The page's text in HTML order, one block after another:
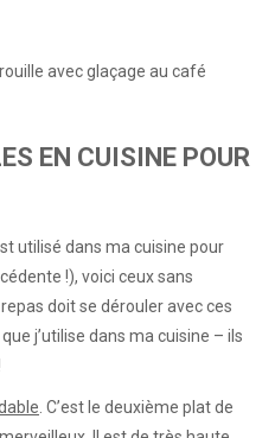
avec glaçage au café
EN CUISINE POUR
utilisé dans ma cuisine pour
!), voici ceux sans
doit se dérouler avec ces
j’utilise dans ma cuisine – ils
. C’est le deuxième plat de